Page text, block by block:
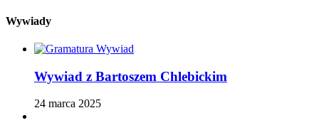
Wywiady
Wywiad z Bartoszem Chlebickim
24 marca 2025